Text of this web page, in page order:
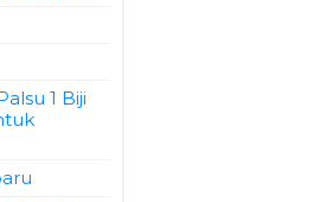
1 Biji